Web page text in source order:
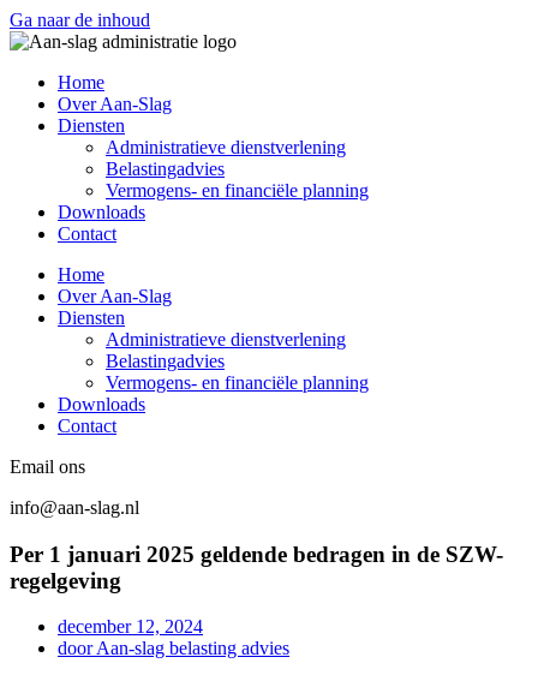
Ga naar de inhoud
Home
Over Aan-Slag
Diensten
Administratieve dienstverlening
Belastingadvies
Vermogens- en financiële planning
Downloads
Contact
Home
Over Aan-Slag
Diensten
Administratieve dienstverlening
Belastingadvies
Vermogens- en financiële planning
Downloads
Contact
Email ons
info@aan-slag.nl
Per 1 januari 2025 geldende bedragen in de SZW-
regelgeving
december 12, 2024
doorAan-slag belasting advies